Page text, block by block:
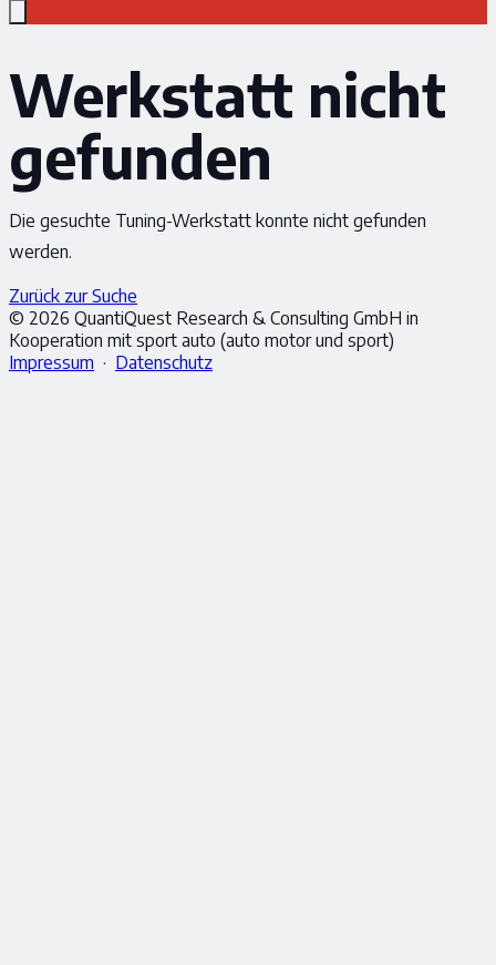
Werkstatt nicht
gefunden
Die gesuchte Tuning-Werkstatt konnte nicht gefunden
werden.
Zurück zur Suche
© 2026 QuantiQuest Research & Consulting GmbH in
Kooperation mit sport auto (auto motor und sport)
Impressum · Datenschutz